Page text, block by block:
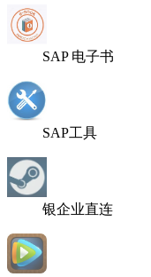
SAP 电子书
SAP工具
银企业直连